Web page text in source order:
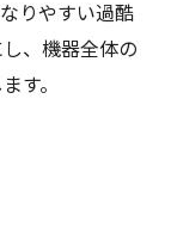
りやすい過酷
、機器全体の
す。